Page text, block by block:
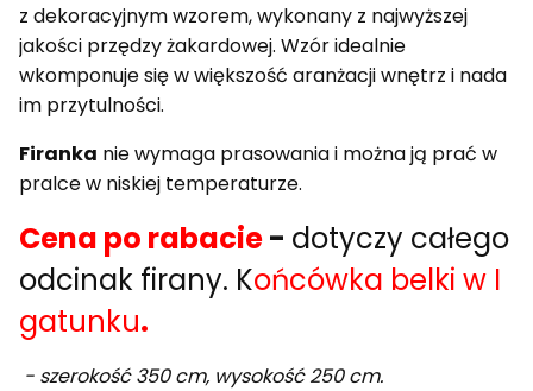
z dekoracyjnym wzorem, wykonany z najwyższej
jakości przędzy żakardowej. Wzór idealnie
wkomponuje się w większość aranżacji wnętrz i nada
im przytulności.
Firanka nie wymaga prasowania i można ją prać w
pralce w niskiej temperaturze.
Cena po rabacie- dotyczy całego
odcinak firany. Końcówka belki w I
gatunku.
- szerokość 350 cm, wysokość 250 cm.